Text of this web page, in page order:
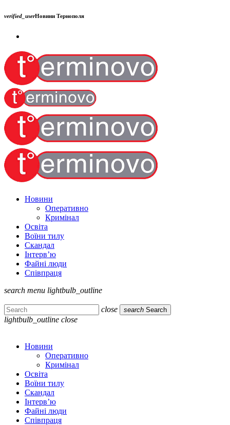
verified_userНовини Тернополя
Новини
Оперативно
Кримінал
Освіта
Воїни тилу
Скандал
Інтерв’ю
Файні люди
Співпраця
search menu lightbulb_outline
close search Search
lightbulb_outline close
Новини
Оперативно
Кримінал
Освіта
Воїни тилу
Скандал
Інтерв’ю
Файні люди
Співпраця